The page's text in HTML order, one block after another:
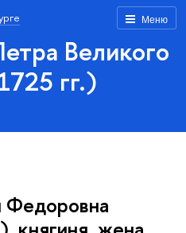
Меню
Великого
гг.)
Федоровна